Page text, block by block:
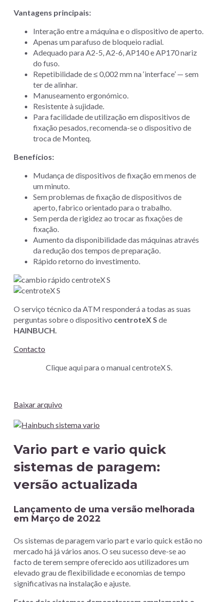
Vantagens principais:
Interação entre a máquina e o dispositivo de aperto.
Apenas um parafuso de bloqueio radial.
Adequado para A2-5, A2-6, AP140 e AP170 nariz
do fuso.
Repetibilidade de ≤ 0,002 mm na ‘interface’ — sem
ter de alinhar.
Manuseamento ergonómico.
Resistente à sujidade.
Para facilidade de utilização em dispositivos de
fixação pesados, recomenda-se o dispositivo de
troca de Monteq.
Benefícios:
Mudança de dispositivos de fixação em menos de
um minuto.
Sem problemas de fixação de dispositivos de
aperto, fabrico orientado para o trabalho.
Sem perda de rigidez ao trocar as fixações de
fixação.
Aumento da disponibilidade das máquinas através
da redução dos tempos de preparação.
Rápido retorno do investimento.
O serviço técnico da ATM responderá a todas as suas
perguntas sobre o dispositivo centroteX S de
HAINBUCH.
Contacto
Clique aqui para o manual centroteX S.
Baixar arquivo
Vario part e vario quick
sistemas de paragem:
versão actualizada
Lançamento de uma versão melhorada
em Março de 2022
Os sistemas de paragem vario part e vario quick estão no
mercado há já vários anos. O seu sucesso deve-se ao
facto de terem sempre oferecido aos utilizadores um
elevado grau de flexibilidade e economias de tempo
significativas na instalação e ajuste.